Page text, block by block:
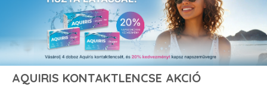
AQUIRIS KONTAKTLENCSE AKCIÓ